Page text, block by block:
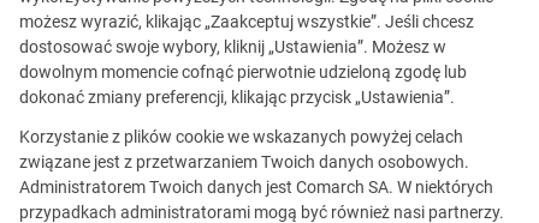
Ta oferta jest już
nieaktualna.
Zobacz podobne oferty
możesz wyrazić, klikając „Zaakceptuj wszystkie”. Jeśli chcesz
dostosować swoje wybory, kliknij „Ustawienia”. Możesz w
dowolnym momencie cofnąć pierwotnie udzieloną zgodę lub
dokonać zmiany preferencji, klikając przycisk „Ustawienia”.
Korzystanie z plików cookie we wskazanych powyżej celach
związane jest z przetwarzaniem Twoich danych osobowych.
Administratorem Twoich danych jest Comarch SA. W niektórych
przypadkach administratorami mogą być również nasi partnerzy.